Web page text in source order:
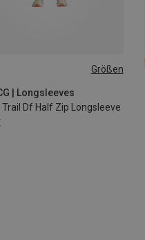
Größen
| Longsleeves
Trail Df Half Zip Longsleeve